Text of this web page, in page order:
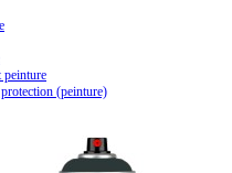
peinture
(peinture)